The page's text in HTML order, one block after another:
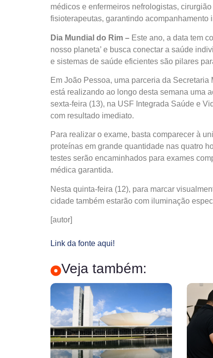
médicos e enfermeiros nefrologistas,
fisioterapeutas, garantindo acompanhamento
Dia Mundial do Rim – Este ano, a data tem
nosso planeta’ e busca conectar a saúde
e sistemas de saúde eficientes são pilares
Em João Pessoa, uma parceria da
está realizando ao longo desta semana uma
sexta-feira (13), na USF Integrada Saúde e
com resultado imediato.
Para realizar o exame, basta comparecer à
proteínas em grande quantidade nas quatro
testes serão encaminhados para exames
médica garantida.
Nesta quinta-feira (12), para marcar
cidade também estarão com iluminação
[autor]
Link da fonte aqui!
Veja também: